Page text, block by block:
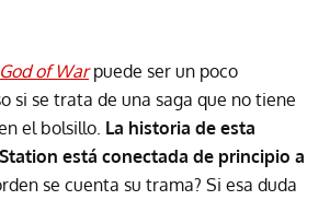
God of Warpuede ser un poco
si se trata de una saga que no tiene
el bolsillo. La historia de esta
está conectada de principio a
se cuenta su trama? Si esa duda